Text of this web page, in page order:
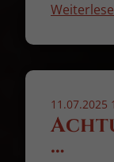
11.07.2025
…